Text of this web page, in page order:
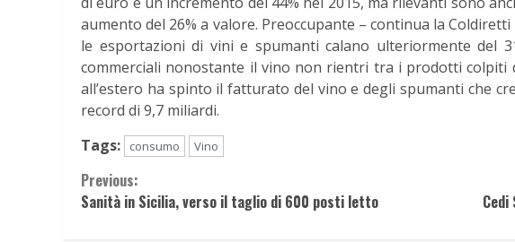
aumento del 26% a valore. Preoccupante – continua la
le esportazioni di vini e spumanti calano ulteriormente del
commerciali nonostante il vino non rientri tra i prodotti colpiti
all’estero ha spinto il fatturato del vino e degli spumanti che
record di 9,7 miliardi.
Tags:
consumo Vino
Continue
Reading
Previous:
Sanità in Sicilia, verso il taglio di 600 posti letto